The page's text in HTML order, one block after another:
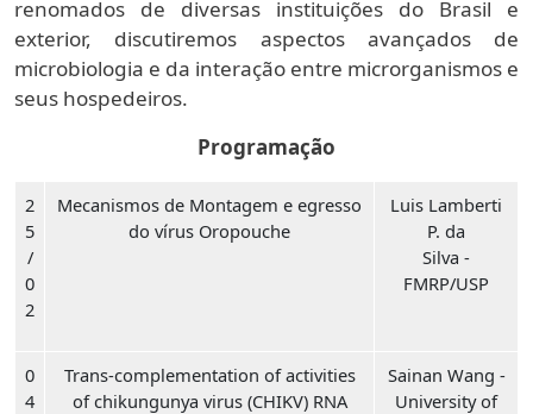
renomados de diversas instituições do Brasil e
exterior, discutiremos aspectos avançados de
microbiologia e da interação entre microrganismos e
seus hospedeiros.
Programação
2
5
/
0
2
Mecanismos de Montagem e egresso
do vírus Oropouche
Luis Lamberti
P. da
Silva -
FMRP/USP
0
4
Trans-complementation of activities
of chikungunya virus (CHIKV) RNA
Sainan Wang -
University of